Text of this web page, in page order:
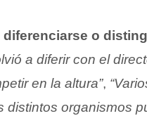
diferenciarse o
a diferir con el
en la altura”,
organismos